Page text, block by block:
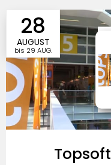
28
AUGUST
bis 29 AUG.
Topsoft